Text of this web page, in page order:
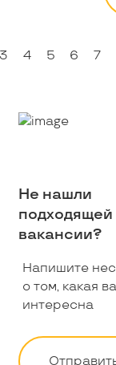
3 4 5 6 7
Не нашли
подходящей
вакансии?
Напишите
о том, какая
интересна